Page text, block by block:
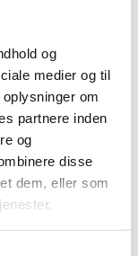
og
medier og til
om
partnere inden
og
disse
dem, eller som
points
any time.
44